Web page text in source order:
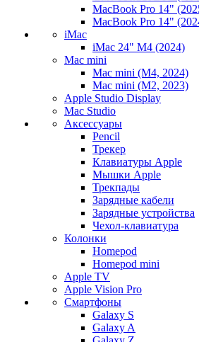
MacBook Pro 14"
MacBook Pro 14"
iMac
iMac 24" M4 (2024)
Mac mini
Mac mini (M4, 2024)
Mac mini (M2, 2023)
Apple Studio Display
Mac Studio
Аксессуары
Pencil
Трекер
Клавиатуры Apple
Мышки Apple
Трекпады
Зарядные кабели
Зарядные устройства
Чехол-клавиатура
Колонки
Homepod
Homepod mini
Apple TV
Apple Vision Pro
Смартфоны
Galaxy S
Galaxy A